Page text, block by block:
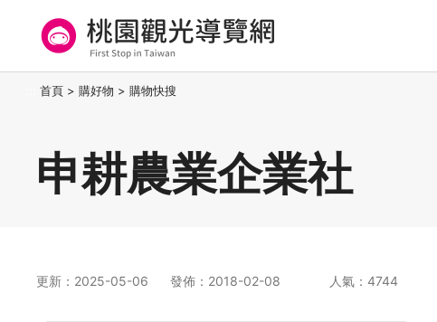
要
桃園觀光導覽網
首頁 > 購好物 > 購物快搜
申耕農業企業社
更新：2025-05-06 發佈：2018-02-08 人氣：4744